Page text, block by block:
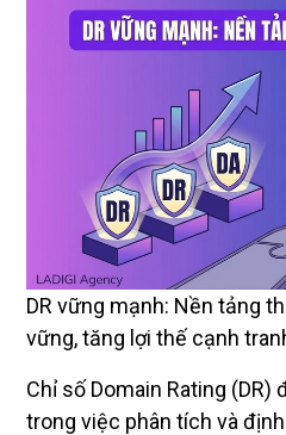
DR vững mạnh: Nền tảng
vững, tăng lợi thế cạnh
Chỉ số Domain Rating (DR)
trong việc phân tích và